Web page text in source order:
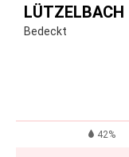
LÜTZELBACH
Bedeckt
42%